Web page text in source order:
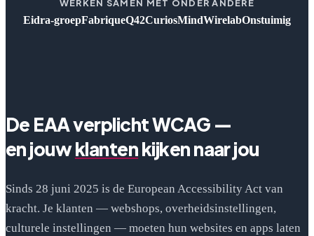
WERKEN SAMEN MET ONDER ANDERE
Eidra-groepFabriqueQ42CuriosMindWirelabOnstuimig
De EAA verplicht WCAG —
en jouwklantenkijken naar jou
Sinds 28 juni 2025 is de European Accessibility Act van
kracht. Je klanten — webshops, overheidsinstellingen,
culturele instellingen — moeten hun websites en apps laten